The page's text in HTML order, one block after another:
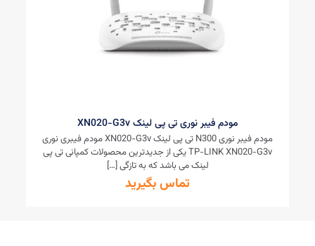
مودم فیبر نوری تی پی لینک XN020-G3v
مودم فیبر نوری N300 تی پی لینک XN020-G3v مودم فیبری نوری
TP-LINK XN020-G3v یکی از جدیدترین محصولات کمپانی تی پی
لینک می باشد که به تازگی[…]
تماس بگیرید